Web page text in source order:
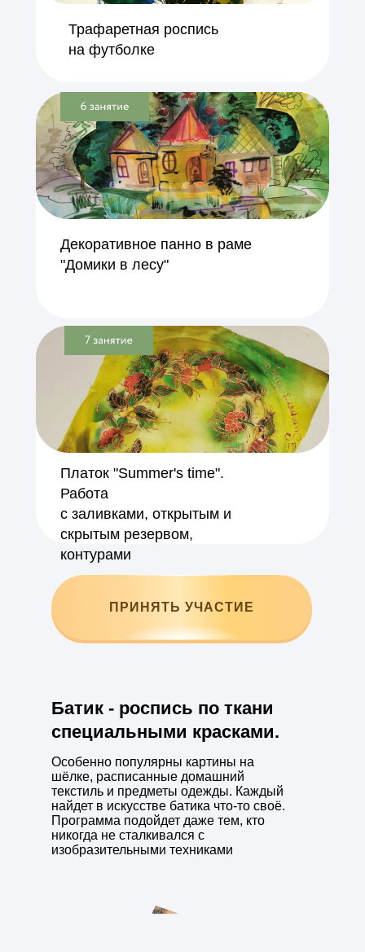
ПРИНЯТЬ УЧАСТИЕ
Особенно популярны картины на
шёлке, расписанные домашний
текстиль и предметы одежды. Каждый
найдет в искусстве батика что-то своё.
Программа подойдет даже тем, кто
никогда не сталкивался с
изобразительными техниками
Батик - роспись по ткани
специальными красками.
Трафаретная роспись
на футболке
Декоративное панно в раме
"Домики в лесу"
Платок "Summer's time".
Работа
с заливками, открытым и
скрытым резервом,
контурами